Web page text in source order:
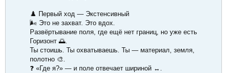
♟️ Первый ход — Экстенсивный
🌬️ Это не захват. Это вдох.
Развёртывание поля, где ещё нет границ, но уже есть
Горизонт 🌅.
Ты стоишь. Ты охватываешь. Ты — материал, земля,
полотно 🎨.
❓ «Где я?» — и поле отвечает шириной ↔️.